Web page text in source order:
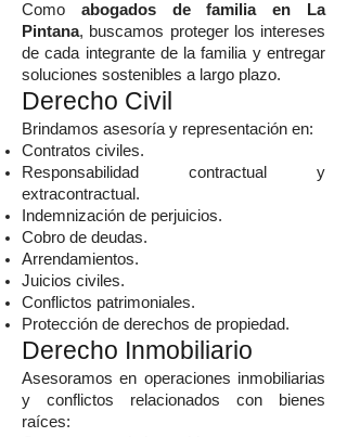
Como abogados de familia en La
Pintana, buscamos proteger los intereses
de cada integrante de la familia y entregar
soluciones sostenibles a largo plazo.
Derecho Civil
Brindamos asesoría y representación en:
Contratos civiles.
Responsabilidad contractual y
extracontractual.
Indemnización de perjuicios.
Cobro de deudas.
Arrendamientos.
Juicios civiles.
Conflictos patrimoniales.
Protección de derechos de propiedad.
Derecho Inmobiliario
Asesoramos en operaciones inmobiliarias
y conflictos relacionados con bienes
raíces: